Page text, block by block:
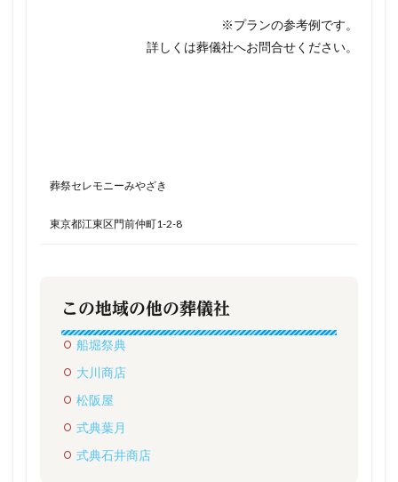
※プランの参考例です。
詳しくは葬儀社へお問合せください。
葬祭セレモニーみやざき
東京都江東区門前仲町1-2-8
この地域の他の葬儀社
船堀祭典
大川商店
松阪屋
式典葉月
式典石井商店